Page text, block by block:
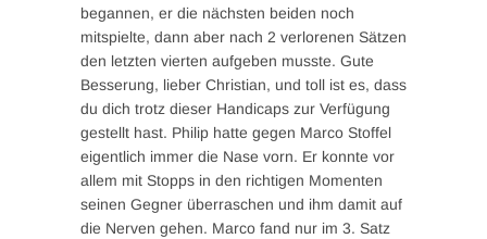
begannen, er die nächsten beiden noch
mitspielte, dann aber nach 2 verlorenen Sätzen
den letzten vierten aufgeben musste. Gute
Besserung, lieber Christian, und toll ist es, dass
du dich trotz dieser Handicaps zur Verfügung
gestellt hast. Philip hatte gegen Marco Stoffel
eigentlich immer die Nase vorn. Er konnte vor
allem mit Stopps in den richtigen Momenten
seinen Gegner überraschen und ihm damit auf
die Nerven gehen. Marco fand nur im 3. Satz